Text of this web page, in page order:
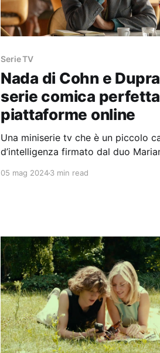
Serie TV
Nada di Cohn e
serie comica
piattaforme online
Una miniserie tv che è un piccolo
d’intelligenza firmato dal duo
05 mag 20243 min read